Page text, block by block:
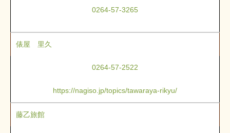
0264-57-3265
俵屋 里久
0264-57-2522
https://nagiso.jp/topics/tawaraya-rikyu/
藤乙旅館